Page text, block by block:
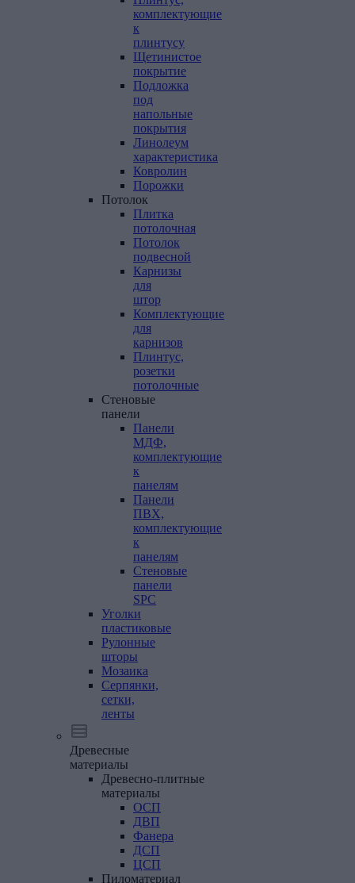
комплектующие
к
плинтусу
Щетинистое
покрытие
Подложка
под
напольные
покрытия
Линолеум
характеристика
Ковролин
Порожки
Потолок
Плитка
потолочная
Потолок
подвесной
Карнизы
для
штор
Комплектующие
для
карнизов
Плинтус,
розетки
потолочные
Стеновые
панели
Панели
МДФ,
комплектующие
к
панелям
Панели
ПВХ,
комплектующие
к
панелям
Стеновые
панели
SPC
Уголки
пластиковые
Рулонные
шторы
Мозаика
Серпянки,
сетки,
ленты
Древесные
материалы
Древесно-плитные
материалы
ОСП
ДВП
Фанера
ДСП
ЦСП
Пиломатериал